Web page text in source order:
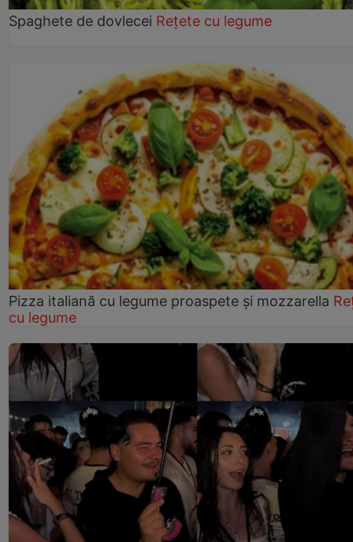
Spaghete de dovlecei Rețete cu legume
Pizza italiană cu legume proaspete și mozzarella
cu legume